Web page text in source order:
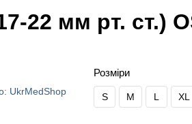
22 мм рт. ст.)
Розміри
S M L XL